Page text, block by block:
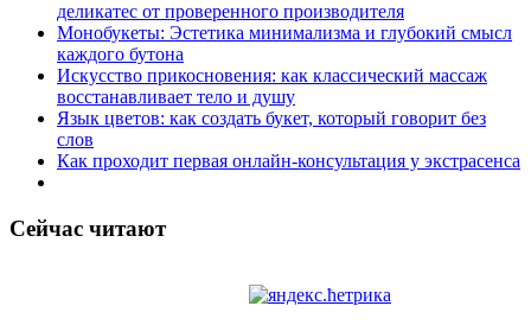
деликатес от проверенного производителя
Монобукеты: Эстетика минимализма и глубокий смысл
каждого бутона
Искусство прикосновения: как классический массаж
восстанавливает тело и душу
Язык цветов: как создать букет, который говорит без
слов
Как проходит первая онлайн-консультация у экстрасенса
Сейчас читают